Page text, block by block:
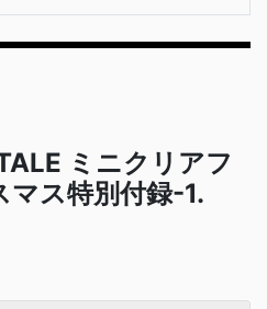
ミニクリアフ
マス特別付録-1.